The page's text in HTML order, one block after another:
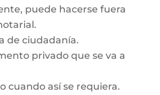
puede hacerse fuera
de ciudadanía.
privado que se va a
cuando así se requiera.